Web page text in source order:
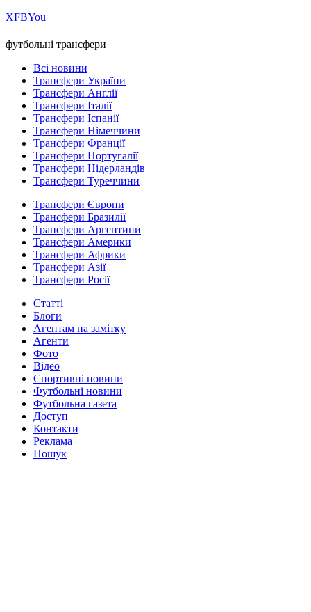
ХFBYou
футбольні трансфери
Всі новини
Трансфери України
Трансфери Англії
Трансфери Італії
Трансфери Іспанії
Трансфери Німеччини
Трансфери Франції
Трансфери Португалії
Трансфери Нідерландів
Трансфери Туреччини
Трансфери Європи
Трансфери Бразилії
Трансфери Аргентини
Трансфери Америки
Трансфери Африки
Трансфери Азії
Трансфери Росії
Статті
Блоги
Агентам на замітку
Агенти
Фото
Відео
Спортивні новини
Футбольні новини
Футбольна газета
Доступ
Контакти
Реклама
Пошук